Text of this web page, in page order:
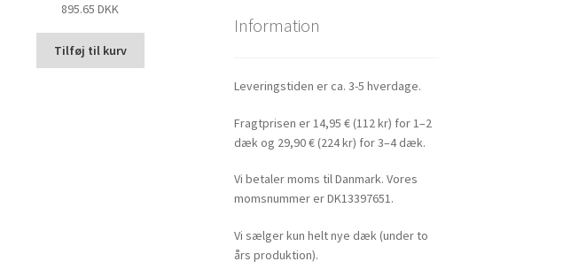
895.65 DKK
Tilføj til kurv
Information
Leveringstiden er ca. 3-5 hverdage.
Fragtprisen er 14,95 € (112 kr) for 1–2
dæk og 29,90 € (224 kr) for 3–4 dæk.
Vi betaler moms til Danmark. Vores
momsnummer er DK13397651.
Vi sælger kun helt nye dæk (under to
års produktion).